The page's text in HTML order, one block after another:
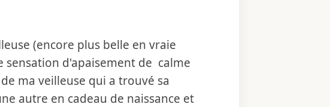
(encore plus belle en vraie
sensation d'apaisement de calme
ma veilleuse qui a trouvé sa
autre en cadeau de naissance et